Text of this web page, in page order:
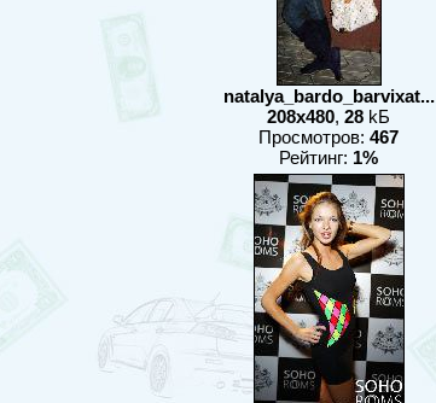
natalya_bardo_barvixat...
208x480, 28 kБ
Просмотров: 467
Рейтинг: 1%